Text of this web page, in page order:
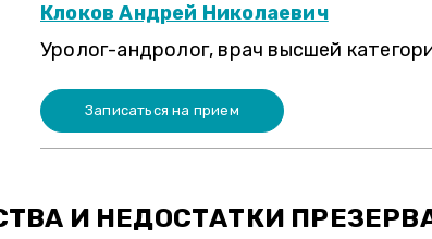
Клоков Андрей Николаевич
Уролог-андролог, врач высшей
Записаться на прием
И НЕДОСТАТКИ